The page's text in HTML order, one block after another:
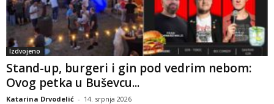
Izdvojeno
Stand-up, burgeri i gin pod vedrim nebom:
Ovog petka u Buševcu...
Katarina Drvodelić - 14. srpnja 2026